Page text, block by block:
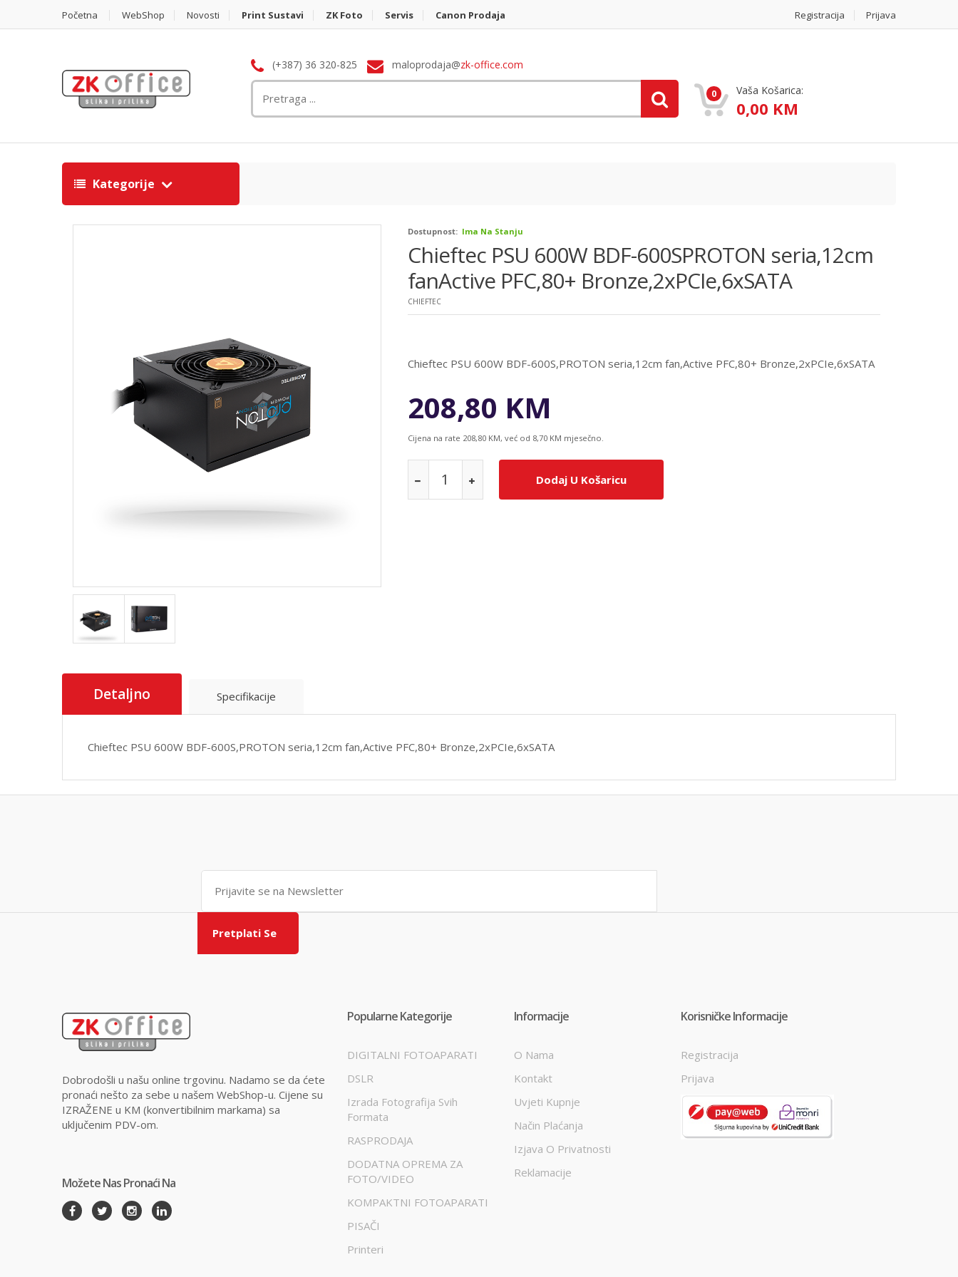
Početna WebShop Novosti Print Sustavi ZK Foto Servis Canon Prodaja Registracija Prijava
(+387) 36 320-825 maloprodaja@zk-office.com
0 Vaša Košarica:
0,00 KM
Kategorije
Dostupnost: Ima Na Stanju
Chieftec PSU 600W BDF-600SPROTON seria,12cm
fanActive PFC,80+ Bronze,2xPCIe,6xSATA
CHIEFTEC
Chieftec PSU 600W BDF-600S,PROTON seria,12cm fan,Active PFC,80+ Bronze,2xPCIe,6xSATA
208,80 KM
Cijena na rate 208,80 KM, već od 8,70 KM mjesečno.
Dodaj U Košaricu
Detaljno Specifikacije
Chieftec PSU 600W BDF-600S,PROTON seria,12cm fan,Active PFC,80+ Bronze,2xPCIe,6xSATA
Pretplati Se
Dobrodošli u našu online trgovinu. Nadamo se da ćete
pronaći nešto za sebe u našem WebShop-u. Cijene su
IZRAŽENE u KM (konvertibilnim markama) sa
uključenim PDV-om.
Možete Nas Pronaći Na
Popularne Kategorije
DIGITALNI FOTOAPARATI
DSLR
Izrada Fotografija Svih
Formata
RASPRODAJA
DODATNA OPREMA ZA
FOTO/VIDEO
KOMPAKTNI FOTOAPARATI
PISAČI
Printeri
Informacije
O Nama
Kontakt
Uvjeti Kupnje
Način Plaćanja
Izjava O Privatnosti
Reklamacije
Korisničke Informacije
Registracija
Prijava